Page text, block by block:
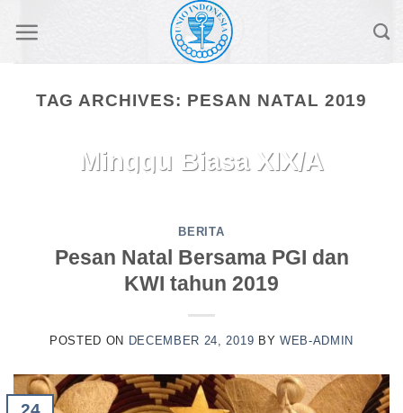
TAG ARCHIVES: PESAN NATAL 2019
Minggu Biasa XIX/A
14:22-33)
August 4, 2026
TAKUT!”Rekan-rekan!Injil Minggu Biasa
XIX A ini (Mat 14:22-33) mengisahkan
CONTINUE READING →
BERITA
Pesan Natal Bersama PGI dan
KWI tahun 2019
POSTED ON DECEMBER 24, 2019 BY WEB-ADMIN